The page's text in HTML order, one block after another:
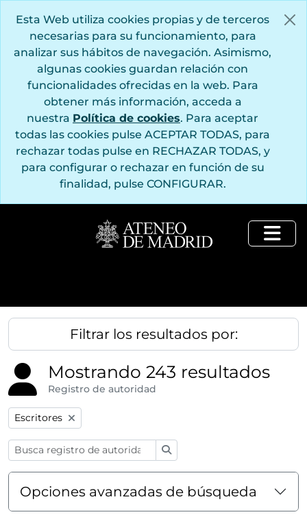
Esta Web utiliza cookies propias y de terceros
necesarias para su funcionamiento, para
analizar sus hábitos de navegación. Asimismo,
algunas cookies guardan relación con
funcionalidades ofrecidas en la web. Para
obtener más información, acceda a
nuestra Política de cookies. Para aceptar
todas las cookies pulse ACEPTAR TODAS, para
rechazar todas pulse en RECHAZAR TODAS, y
para configurar o rechazar en función de su
finalidad, pulse CONFIGURAR.
Filtrar los resultados por:
Mostrando 243 resultados
Registro de autoridad
Remove filter:
Escritores
Opciones avanzadas de búsqueda